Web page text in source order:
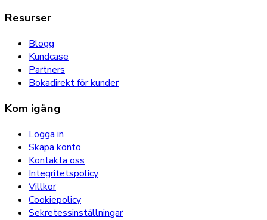
Resurser
Blogg
Kundcase
Partners
Bokadirekt för kunder
Kom igång
Logga in
Skapa konto
Kontakta oss
Integritetspolicy
Villkor
Cookiepolicy
Sekretessinställningar